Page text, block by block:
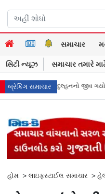
સમાચાર
સિટી ન્યૂઝ સમાચાર તમારે
બ્રેકિંગ સમાચાર
ધરપકડ બાદ કહ્યું “હું ઘરે જઈ
હોમ > લાઇફસ્ટાઈલ સમાચાર >